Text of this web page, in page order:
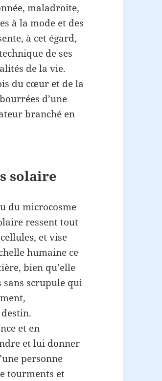
maladroite,
à la mode et des
à cet égard,
de ses
de la vie.
du cœur et de la
d’une
branché en
solaire
du microcosme
ressent tout
et vise
humaine ce
bien qu’elle
scrupule qui
et en
et lui donner
personne
tourments et